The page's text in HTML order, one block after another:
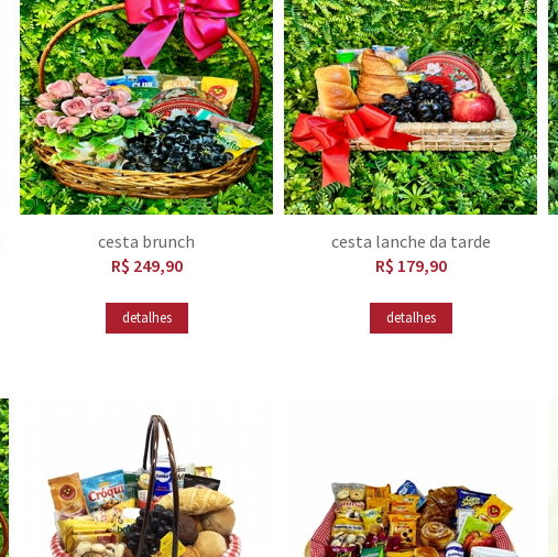
cesta brunch
R$ 249,90
detalhes
cesta lanche da tarde
R$ 179,90
detalhes